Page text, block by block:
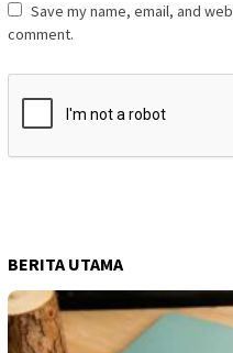
Save my name, email, and
comment.
BERITA UTAMA